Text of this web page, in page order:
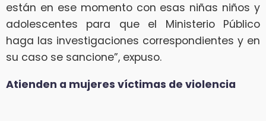
están en ese momento con esas niñas niños y
adolescentes para que el Ministerio Público
haga las investigaciones correspondientes y en
su caso se sancione”, expuso.
Atienden a mujeres víctimas de violencia